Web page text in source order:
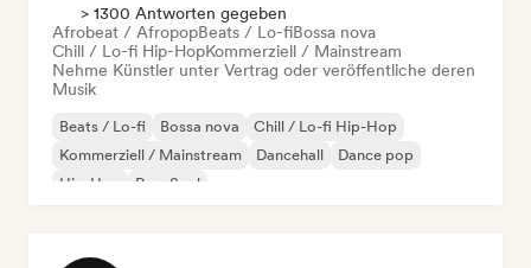
> 1300 Antworten gegeben
Afrobeat / AfropopBeats / Lo-fiBossa nova
Chill / Lo-fi Hip-HopKommerziell / Mainstream
Nehme Künstler unter Vertrag oder veröffentliche deren
Musik
Beats / Lo-fi Bossa nova
Chill / Lo-fi Hip-Hop
Kommerziell / Mainstream
Dancehall
Dance pop
Hip-Hop
Pop-Soul